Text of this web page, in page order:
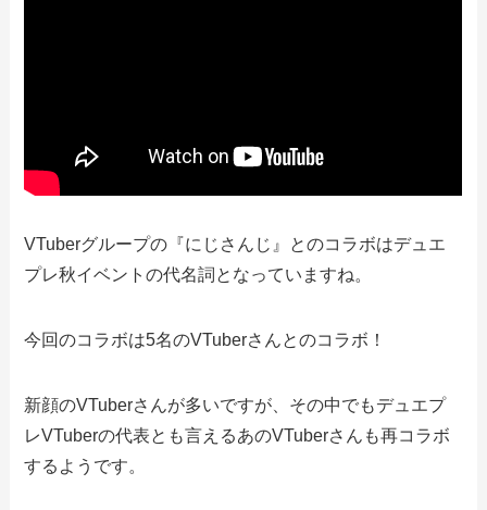
VTuberグループの『にじさんじ』とのコラボはデュエ
プレ秋イベントの代名詞となっていますね。
今回のコラボは5名のVTuberさんとのコラボ！
新顔のVTuberさんが多いですが、その中でもデュエプ
レVTuberの代表とも言えるあのVTuberさんも再コラボ
するようです。